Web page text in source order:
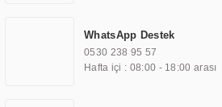
ekranları, endüstriyel ekranlar, kapı önü bilgi
endüstriyel Panel PC, mini PC, endüstriyel
gibi çözümleri 4.5" ile 110” boyutları arasında
WhatsApp Destek
0530 238 95 57
Hafta içi : 08:00 - 18:00 arası